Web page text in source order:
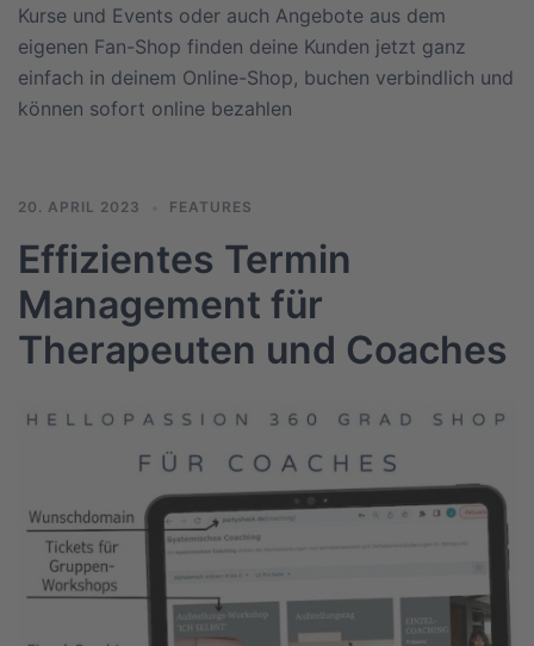
Kurse und Events oder auch Angebote aus dem
eigenen Fan-Shop finden deine Kunden jetzt ganz
einfach in deinem Online-Shop, buchen verbindlich und
können sofort online bezahlen
20. APRIL 2023 FEATURES
Effizientes Termin
Management für
Therapeuten und Coaches